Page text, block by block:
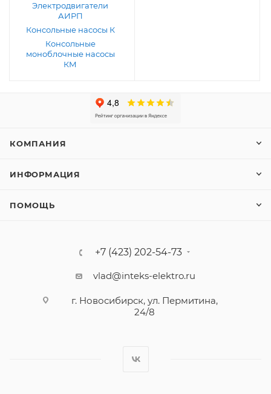
Электродвигатели
АИРП
Консольные насосы К
Консольные
моноблочные насосы
КМ
КОМПАНИЯ
ИНФОРМАЦИЯ
ПОМОЩЬ
+7 (423) 202-54-73
vlad@inteks-elektro.ru
г. Новосибирск, ул. Пермитина,
24/8